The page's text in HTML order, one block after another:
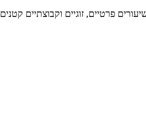
פרטיים, זוגיים וקבוצתיים קטנים